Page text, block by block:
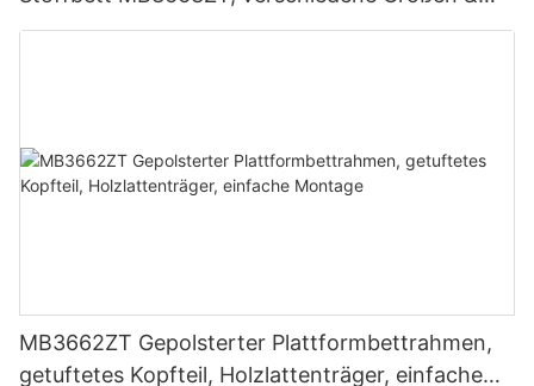
Farben zum Fabrikpreis – JLH Furniture
MB3662ZT Gepolsterter Plattformbettrahmen,
getuftetes Kopfteil, Holzlattenträger, einfache